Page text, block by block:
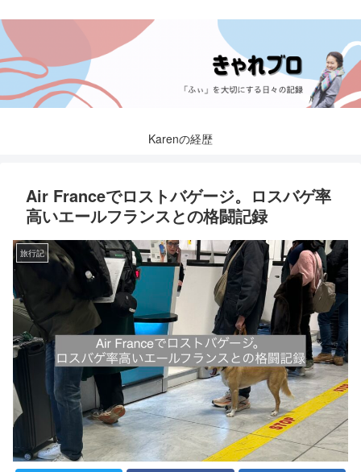
Karenの経歴
Air Franceでロストバゲージ。ロスバゲ率
高いエールフランスとの格闘記録
旅行記